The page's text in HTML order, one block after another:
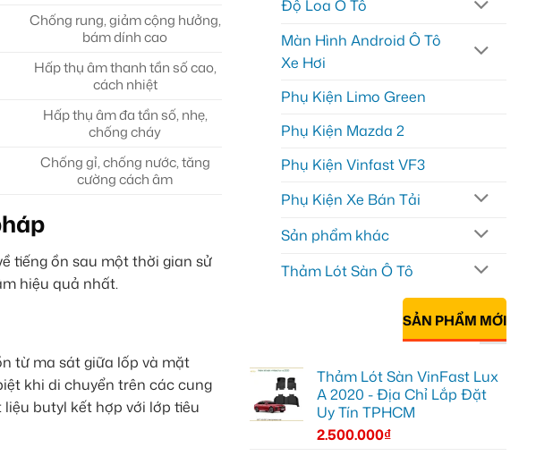
Chống rung, giảm cộng hưởng,
bám dính cao
Hấp thụ âm thanh tần số cao,
cách nhiệt
Hấp thụ âm đa tần số, nhẹ,
chống cháy
Chống gỉ, chống nước, tăng
cường cách âm
tiếng ồn sau một thời gian sử
hiệu quả nhất.
từ ma sát giữa lốp và mặt
khi di chuyển trên các cung
butyl kết hợp với lớp tiêu
Độ Loa Ô Tô
Màn Hình Android Ô Tô
Xe Hơi
Phụ Kiện Limo Green
Phụ Kiện Mazda 2
Phụ Kiện Vinfast VF3
Phụ Kiện Xe Bán Tải
Sản phẩm khác
Thảm Lót Sàn Ô Tô
SẢN PHẨM MỚI
Thảm Lót Sàn VinFast Lux
A 2020 - Địa Chỉ Lắp Đặt
Uy Tín TPHCM
2.500.000₫